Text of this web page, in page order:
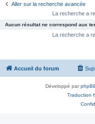
Aller sur la recherche avancée
La recherche a
Aucun résultat ne correspond aux
La recherche a
Accueil du forum
Développé par
Traduction